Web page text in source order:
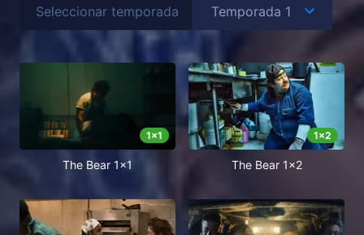
Seleccionar temporada
1x1
The Bear 1x1
1x2
The Bear 1x2